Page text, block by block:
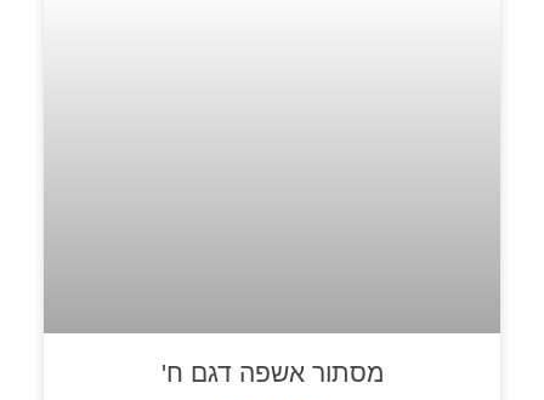
מסתור אשפה דגם ח'